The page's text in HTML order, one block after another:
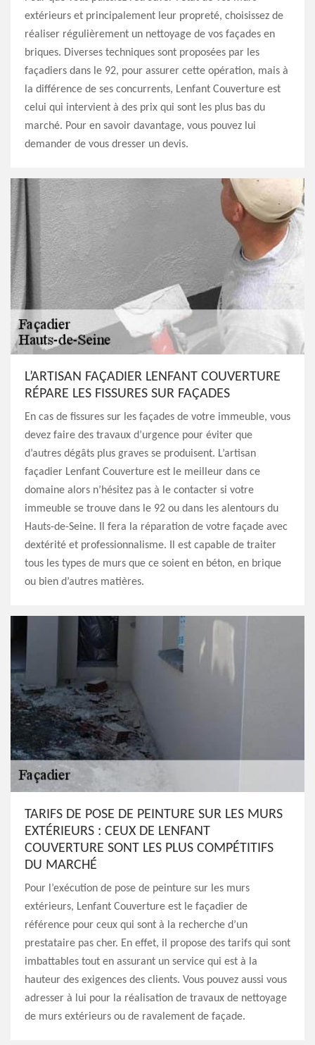
extérieurs et principalement leur propreté, choisissez de
réaliser régulièrement un nettoyage de vos façades en
briques. Diverses techniques sont proposées par les
façadiers dans le 92, pour assurer cette opération, mais à
la différence de ses concurrents, Lenfant Couverture est
celui qui intervient à des prix qui sont les plus bas du
marché. Pour en savoir davantage, vous pouvez lui
demander de vous dresser un devis.
L’ARTISAN FAÇADIER LENFANT COUVERTURE
RÉPARE LES FISSURES SUR FAÇADES
En cas de fissures sur les façades de votre immeuble, vous
devez faire des travaux d’urgence pour éviter que
d’autres dégâts plus graves se produisent. L’artisan
façadier Lenfant Couverture est le meilleur dans ce
domaine alors n’hésitez pas à le contacter si votre
immeuble se trouve dans le 92 ou dans les alentours du
Hauts-de-Seine. Il fera la réparation de votre façade avec
dextérité et professionnalisme. Il est capable de traiter
tous les types de murs que ce soient en béton, en brique
ou bien d’autres matières.
TARIFS DE POSE DE PEINTURE SUR LES MURS
EXTÉRIEURS : CEUX DE LENFANT
COUVERTURE SONT LES PLUS COMPÉTITIFS
DU MARCHÉ
Pour l’exécution de pose de peinture sur les murs
extérieurs, Lenfant Couverture est le façadier de
référence pour ceux qui sont à la recherche d’un
prestataire pas cher. En effet, il propose des tarifs qui sont
imbattables tout en assurant un service qui est à la
hauteur des exigences des clients. Vous pouvez aussi vous
adresser à lui pour la réalisation de travaux de nettoyage
de murs extérieurs ou de ravalement de façade.